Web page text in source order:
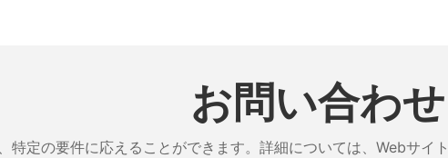
お問い合わせ
特定の要件に応えることができます。詳細については、Webサイ